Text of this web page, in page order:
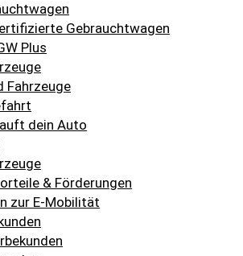
Gebrauchtwagen
Plus
Fahrzeuge
dein Auto
& Förderungen
zur E-Mobilität